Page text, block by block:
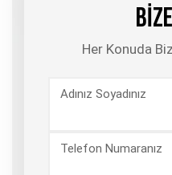
Her Konuda
Adınız Soyadınız
Telefon Numaranız